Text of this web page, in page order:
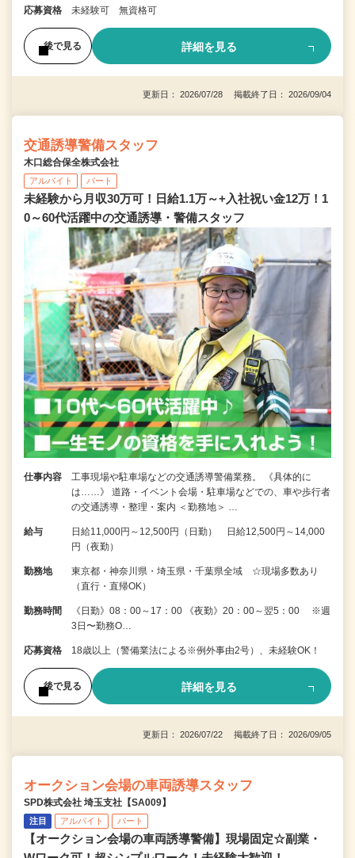
応募資格 未経験可 無資格可
後で見る 詳細を見る
更新日： 2026/07/28 掲載終了日： 2026/09/04
交通誘導警備スタッフ
木口総合保全株式会社
アルバイト パート
未経験から月収30万可！日給1.1万～+入社祝い金12万！1
0～60代活躍中の交通誘導・警備スタッフ
仕事内容
工事現場や駐車場などの交通誘導警備業務。 《具体的に
は……》 道路・イベント会場・駐車場などでの、車や歩行者
の交通誘導・整理・案内 ＜勤務地＞ …
給与
日給11,000円～12,500円（日勤） 日給12,500円～14,000
円（夜勤）
勤務地
東京都・神奈川県・埼玉県・千葉県全域 ☆現場多数あり
（直行・直帰OK）
勤務時間
《日勤》08：00～17：00 《夜勤》20：00～翌5：00 ※週
3日〜勤務O…
応募資格 18歳以上（警備業法による※例外事由2号）、未経験OK！
後で見る 詳細を見る
更新日： 2026/07/22 掲載終了日： 2026/09/05
オークション会場の車両誘導スタッフ
SPD株式会社 埼玉支社【SA009】
注目 アルバイト パート
【オークション会場の車両誘導警備】現場固定☆副業・